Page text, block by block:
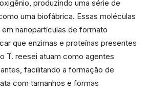
produzindo uma série de
uma biofábrica. Essas moléculas
nanopartículas de formato
que enzimas e proteínas presentes
T. reesei atuam como agentes
facilitando a formação de
com tamanhos e formas